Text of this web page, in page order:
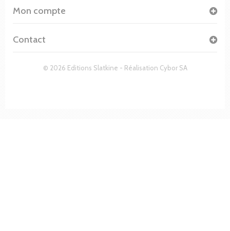
© 2026 Editions Slatkine - Réalisation Cybor SA
Mon compte
Contact